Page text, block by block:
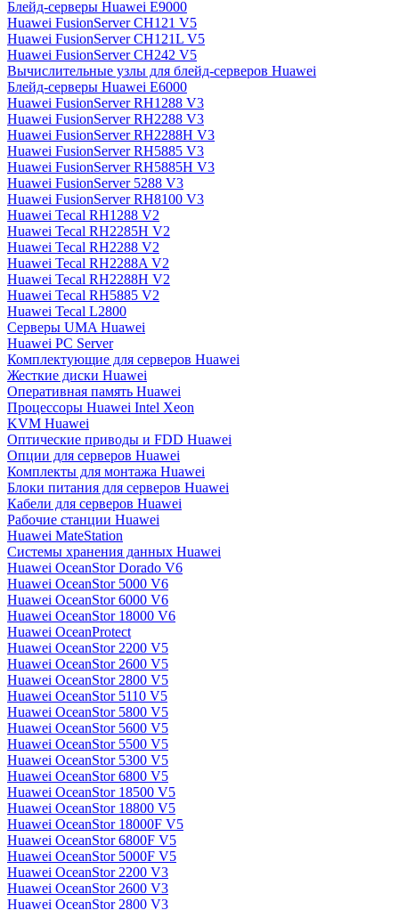
Блейд-серверы Huawei E9000
Huawei FusionServer CH121 V5
Huawei FusionServer CH121L V5
Huawei FusionServer CH242 V5
Вычислительные узлы для блейд-серверов Huawei
Блейд-серверы Huawei E6000
Huawei FusionServer RH1288 V3
Huawei FusionServer RH2288 V3
Huawei FusionServer RH2288H V3
Huawei FusionServer RH5885 V3
Huawei FusionServer RH5885H V3
Huawei FusionServer 5288 V3
Huawei FusionServer RH8100 V3
Huawei Tecal RH1288 V2
Huawei Tecal RH2285H V2
Huawei Tecal RH2288 V2
Huawei Tecal RH2288A V2
Huawei Tecal RH2288H V2
Huawei Tecal RH5885 V2
Huawei Tecal L2800
Серверы UMA Huawei
Huawei PC Server
Комплектующие для серверов Huawei
Жесткие диски Huawei
Оперативная память Huawei
Процессоры Huawei Intel Xeon
KVM Huawei
Оптические приводы и FDD Huawei
Опции для серверов Huawei
Комплекты для монтажа Huawei
Блоки питания для серверов Huawei
Кабели для серверов Huawei
Рабочие станции Huawei
Huawei MateStation
Системы хранения данных Huawei
Huawei OceanStor Dorado V6
Huawei OceanStor 5000 V6
Huawei OceanStor 6000 V6
Huawei OceanStor 18000 V6
Huawei OceanProtect
Huawei OceanStor 2200 V5
Huawei OceanStor 2600 V5
Huawei OceanStor 2800 V5
Huawei OceanStor 5110 V5
Huawei OceanStor 5800 V5
Huawei OceanStor 5600 V5
Huawei OceanStor 5500 V5
Huawei OceanStor 5300 V5
Huawei OceanStor 6800 V5
Huawei OceanStor 18500 V5
Huawei OceanStor 18800 V5
Huawei OceanStor 18000F V5
Huawei OceanStor 6800F V5
Huawei OceanStor 5000F V5
Huawei OceanStor 2200 V3
Huawei OceanStor 2600 V3
Huawei OceanStor 2800 V3